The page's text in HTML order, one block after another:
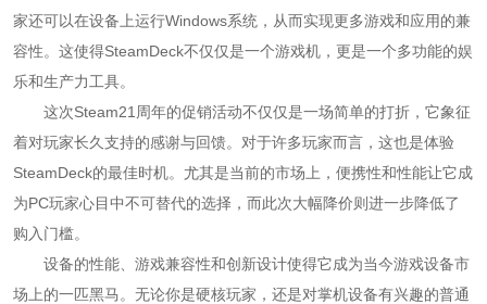
家还可以在设备上运行Windows系统，从而实现更多游戏和应用的兼
容性。这使得SteamDeck不仅仅是一个游戏机，更是一个多功能的娱
乐和生产力工具。
这次Steam21周年的促销活动不仅仅是一场简单的打折，它象征
着对玩家长久支持的感谢与回馈。对于许多玩家而言，这也是体验
SteamDeck的最佳时机。尤其是当前的市场上，便携性和性能让它成
为PC玩家心目中不可替代的选择，而此次大幅降价则进一步降低了
购入门槛。
设备的性能、游戏兼容性和创新设计使得它成为当今游戏设备市
场上的一匹黑马。无论你是硬核玩家，还是对掌机设备有兴趣的普通